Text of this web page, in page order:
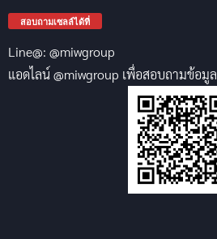
สอบถามเซลล์ได้ที่
Line@: @miwgroup
แอดไลน์ @miwgroup เพื่อสอบถามข้อมูล